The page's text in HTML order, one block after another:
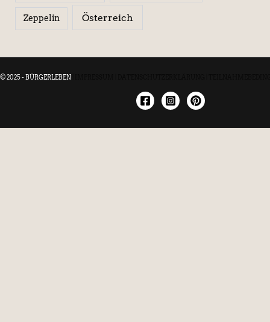
Zeppelin Österreich
© 2025 - BÜRGERLEBEN